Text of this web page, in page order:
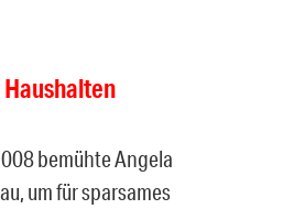
bemühte Angela
um für sparsames